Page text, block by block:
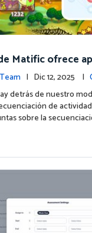
Matific ofrece
la Isla de| Dic 12, 2025 |
detrás de nuestro
de
sobre la